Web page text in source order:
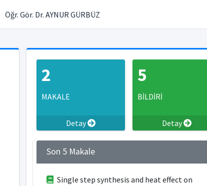
Öğr. Gör. Dr. AYNUR GÜRBÜZ
2
MAKALE
Detay
5
BİLDİRİ
Detay
Son 5 Makale
Single step synthesis and heat effect on